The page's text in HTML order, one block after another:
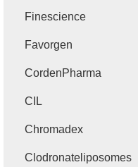
Finescience
Favorgen
CordenPharma
CIL
Chromadex
Clodronateliposomes